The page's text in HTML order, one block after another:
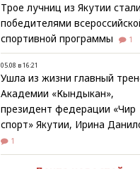
Трое лучниц из Якутии стали
победителями
спортивной программы
1
05.08 в 16:21
Ушла из жизни главный
Академии «Кындыкан»,
президент федерации «Чир
спорт» Якутии, Ирина
1